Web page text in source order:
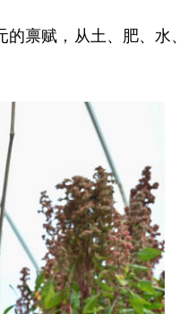
禀赋，从土、肥、水、